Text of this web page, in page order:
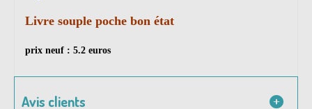
Livre souple poche bon état
prix neuf : 5.2 euros
Avis clients